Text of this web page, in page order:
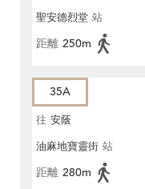
聖安德烈堂 站
距離 250m
35A
往 安蔭
油麻地寶靈街 站
距離 280m